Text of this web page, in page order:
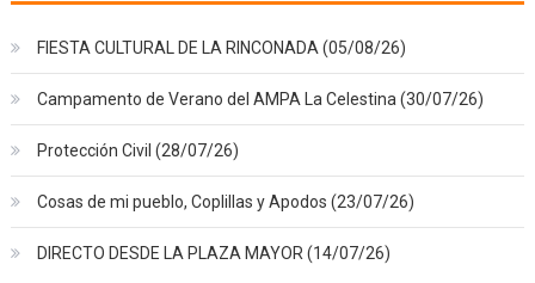
FIESTA CULTURAL DE LA RINCONADA (05/08/26)
Campamento de Verano del AMPA La Celestina (30/07/26)
Protección Civil (28/07/26)
Cosas de mi pueblo, Coplillas y Apodos (23/07/26)
DIRECTO DESDE LA PLAZA MAYOR (14/07/26)